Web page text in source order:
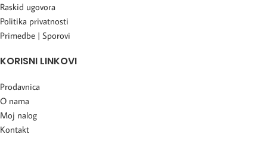
Raskid ugovora
Politika privatnosti
Primedbe | Sporovi
KORISNI LINKOVI
Prodavnica
O nama
Moj nalog
Kontakt